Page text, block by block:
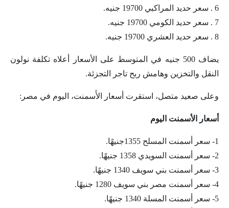
6 . سعر حديد المراكبي 19700 جنيه.
7 . سعر حديد الكومي 19700 جنيه.
8 . سعر حديد العشري 19700 جنيه.
يضاف 500 جنيه في المتوسط على الأسعار أعلاه تكلفة نولون
النقل والتخزين وهامش ربح تاجر التجزئة.
وعلى صعيد متصل، استقرت أسعار الأَسمنت، اليوم في مصر:
أسعار الأسمنت اليوم
1- سعر أسمنت المسلح 1355جنيهًا.
2- سعر أسمنت السويدي 1358 جنيهًا.
3- سعر أسمنت بني سويف 1340 جنيهًا.
4- سعر أسمنت مصر بني سويف 1280 جنيهًا.
5- سعر أسمنت المسلة 1340 جنيهًا.